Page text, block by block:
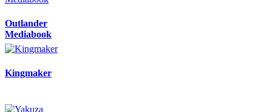
Outlander
Mediabook
Kingmaker